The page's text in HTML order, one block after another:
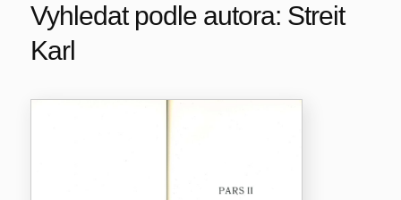
Vyhledat podle autora: Streit
Karl